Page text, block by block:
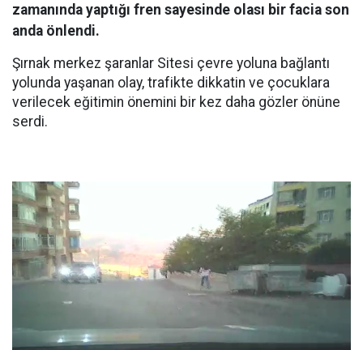
zamanında yaptığı fren sayesinde olası bir facia son
anda önlendi.
Şırnak merkez şaranlar Sitesi çevre yoluna bağlantı
yolunda yaşanan olay, trafikte dikkatin ve çocuklara
verilecek eğitimin önemini bir kez daha gözler önüne
serdi.